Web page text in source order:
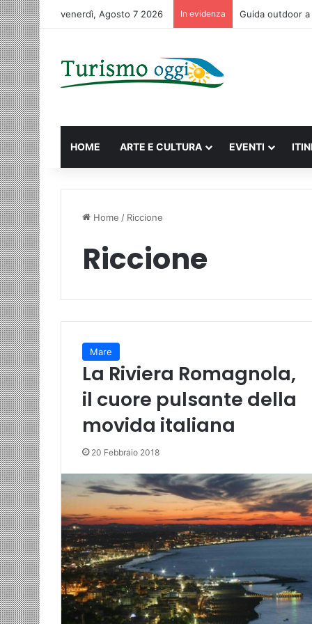
venerdì, Agosto 7 2026 In evidenza Macao: la guida
HOME ARTE E CULTURA EVENTI
Home / Riccione
Riccione
Mare
La Riviera Romagnola,
il cuore pulsante della
movida italiana
20 Febbraio 2018